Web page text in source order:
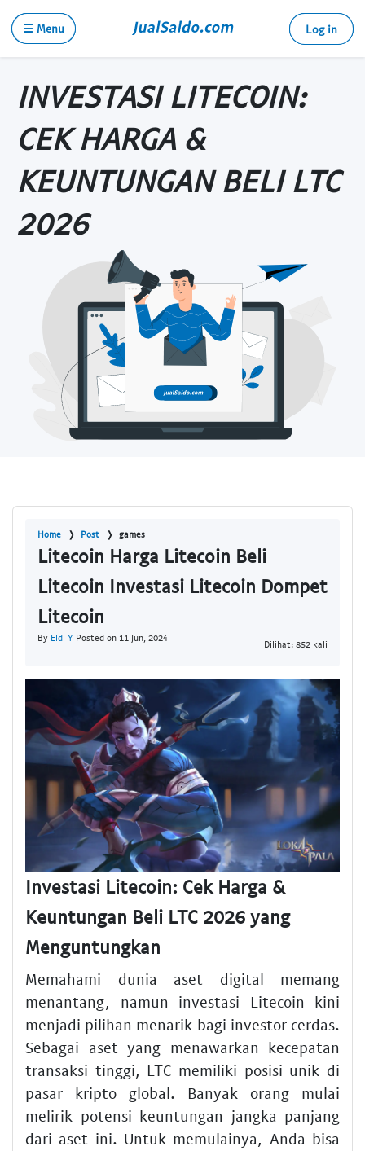
☰ Menu Log in
INVESTASI LITECOIN:
CEK HARGA &
KEUNTUNGAN BELI LTC
2026
Home Post games
Litecoin Harga Litecoin Beli
Litecoin Investasi Litecoin Dompet
Litecoin
By Eldi Y Posted on 11 Jun, 2024
Dilihat: 852 kali
Investasi Litecoin: Cek Harga &
Keuntungan Beli LTC 2026 yang
Menguntungkan
Memahami dunia aset digital memang
menantang, namun investasi Litecoin kini
menjadi pilihan menarik bagi investor cerdas.
Sebagai aset yang menawarkan kecepatan
transaksi tinggi, LTC memiliki posisi unik di
pasar kripto global. Banyak orang mulai
melirik potensi keuntungan jangka panjang
dari aset ini. Untuk memulainya, Anda bisa